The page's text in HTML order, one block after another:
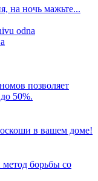
на ночь мажьте...
позволяет
50%.
в вашем доме!
борьбы со